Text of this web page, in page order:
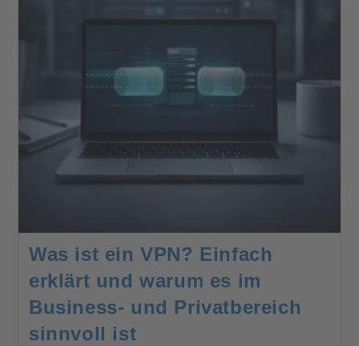
Was ist ein VPN? Einfach
erklärt und warum es im
Business- und Privatbereich
sinnvoll ist